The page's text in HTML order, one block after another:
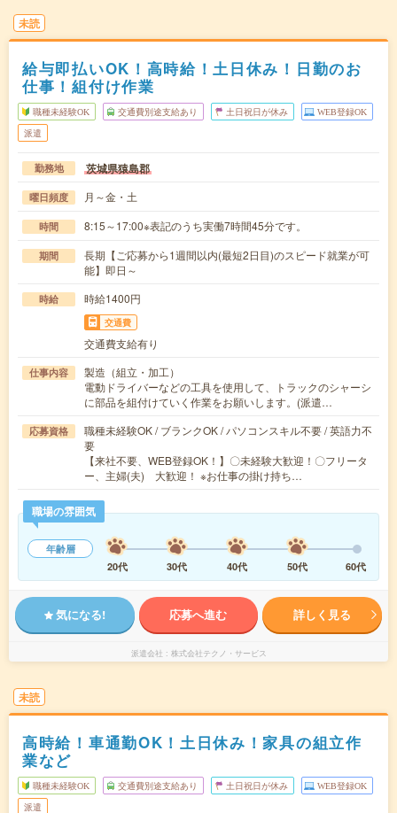
未読
給与即払いOK！高時給！土日休み！日勤のお
仕事！組付け作業
職種未経験OK 交通費別途支給あり 土日祝日が休み WEB登録OK
派遣
勤務地 茨城県猿島郡
曜日頻度 月～金・土
時間 8:15～17:00※表記のうち実働7時間45分です。
期間
長期【ご応募から1週間以内(最短2日目)のスピード就業が可
能】即日～
時給 時給1400円
交通費
交通費支給有り
仕事内容
製造（組立・加工）
電動ドライバーなどの工具を使用して、トラックのシャーシ
に部品を組付けていく作業をお願いします。(派遣…
応募資格
職種未経験OK / ブランクOK / パソコンスキル不要 / 英語力不
要
【来社不要、WEB登録OK！】〇未経験大歓迎！〇フリータ
ー、主婦(夫) 大歓迎！ ※お仕事の掛け持ち…
職場の雰囲気
年齢層
20代
30代 40代 50代 60代
気になる! 応募へ進む 詳しく見る
派遣会社 株式会社テクノ・サービス
未読
高時給！車通勤OK！土日休み！家具の組立作
業など
職種未経験OK 交通費別途支給あり 土日祝日が休み WEB登録OK
派遣